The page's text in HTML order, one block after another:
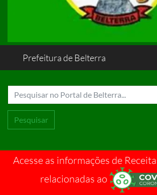
Prefeitura de Belterra
Pesquisar
Acesse as informações de
relacionadas ao